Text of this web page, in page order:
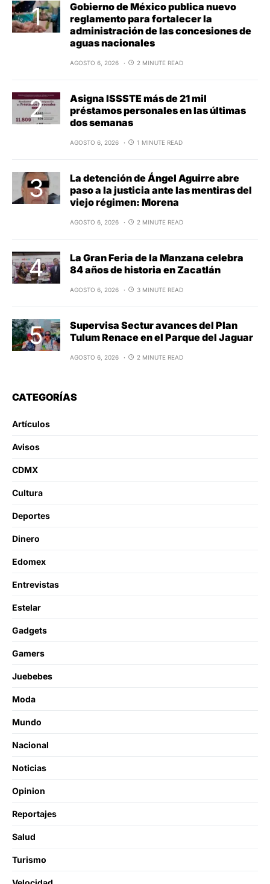
Gobierno de México publica nuevo
reglamento para fortalecer la
administración de las concesiones de
aguas nacionales
AGOSTO 6, 2026 2 MINUTE READ
Asigna ISSSTE más de 21 mil
préstamos personales en las últimas
dos semanas
AGOSTO 6, 2026 1 MINUTE READ
La detención de Ángel Aguirre abre
paso a la justicia ante las mentiras del
viejo régimen: Morena
AGOSTO 6, 2026 2 MINUTE READ
La Gran Feria de la Manzana celebra
84 años de historia en Zacatlán
AGOSTO 6, 2026 3 MINUTE READ
Supervisa Sectur avances del Plan
Tulum Renace en el Parque del Jaguar
AGOSTO 6, 2026 2 MINUTE READ
CATEGORÍAS
Artículos
Avisos
CDMX
Cultura
Deportes
Dinero
Edomex
Entrevistas
Estelar
Gadgets
Gamers
Juebebes
Moda
Mundo
Nacional
Noticias
Opinion
Reportajes
Salud
Turismo